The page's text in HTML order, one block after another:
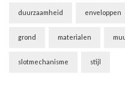
duurzaamheid enveloppen
grond materialen
slotmechanisme stijl